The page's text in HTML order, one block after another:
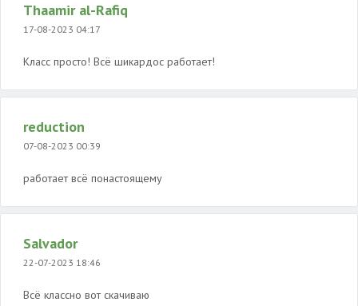
Thaamir al-Rafiq
17-08-2023 04:17
Класс просто! Всё шикардос работает!
reduction
07-08-2023 00:39
работает всё понастоящему
Salvador
22-07-2023 18:46
Всё классно вот скачиваю